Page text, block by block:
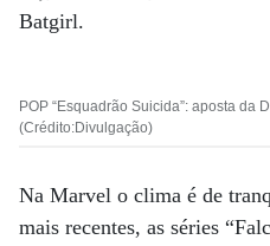
Batgirl.
POP “Esquadrão Suicida”: aposta da
(Crédito:Divulgação)
Na Marvel o clima é de
mais recentes, as séries